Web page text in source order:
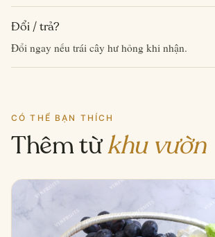
Đổi / trả?
Đổi ngay nếu trái cây hư hỏng khi nhận.
CÓ THỂ BẠN THÍCH
Thêm từkhu vườn